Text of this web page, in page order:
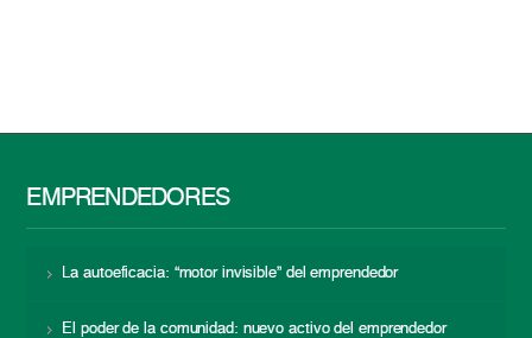
EMPRENDEDORES
La autoeficacia: “motor invisible” del emprendedor
El poder de la comunidad: nuevo activo del emprendedor